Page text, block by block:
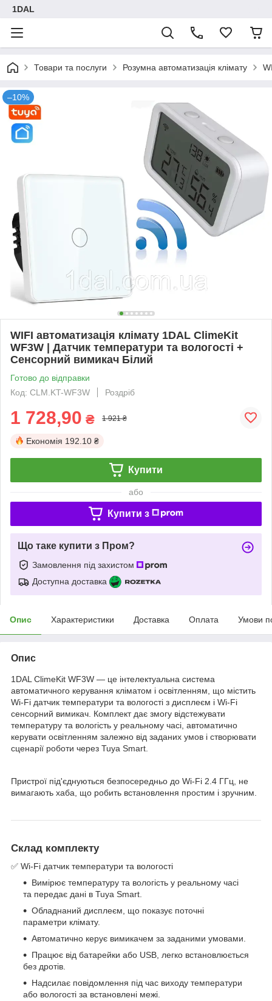
1DAL
Товари та послуги Розумна автоматизація клімату
–10%
WIFI автоматизація клімату 1DAL ClimeKit
WF3W | Датчик температури та вологості +
Сенсорний вимикач Білий
Готово до відправки
Код: CLM.KT-WF3W
Роздріб
1 728,90 ₴ 1 921 ₴
Економія 192.10 ₴
Купити
або
Купити з
Що таке купити з Пром?
Замовлення під захистом
Доступна доставка
Опис Характеристики Доставка Оплата Умови
Опис
1DAL ClimeKit WF3W — це інтелектуальна система
автоматичного керування кліматом і освітленням, що містить
Wi-Fi датчик температури та вологості з дисплеєм і Wi-Fi
сенсорний вимикач. Комплект дає змогу відстежувати
температуру та вологість у реальному часі, автоматично
керувати освітленням залежно від заданих умов і створювати
сценарії роботи через Tuya Smart.
Пристрої під'єднуються безпосередньо до Wi-Fi 2.4 ГГц, не
вимагають хаба, що робить встановлення простим і зручним.
Склад комплекту
✅ Wi-Fi датчик температури та вологості
Вимірює температуру та вологість у реальному часі
та передає дані в Tuya Smart.
Обладнаний дисплеєм, що показує поточні
параметри клімату.
Автоматично керує вимикачем за заданими умовами.
Працює від батарейки або USB, легко встановлюється
без дротів.
Надсилає повідомлення під час виходу температури
або вологості за встановлені межі.